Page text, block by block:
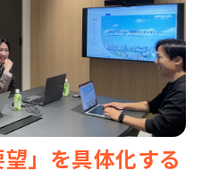
望」を具体化する